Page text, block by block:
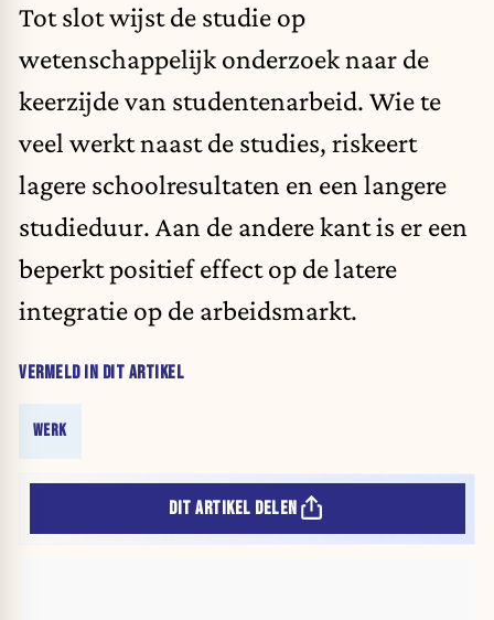
Tot slot wijst de studie op
wetenschappelijk onderzoek naar de
keerzijde van studentenarbeid. Wie te
veel werkt naast de studies, riskeert
lagere schoolresultaten en een langere
studieduur. Aan de andere kant is er een
beperkt positief effect op de latere
integratie op de arbeidsmarkt.
VERMELD IN DIT ARTIKEL
WERK
DIT ARTIKEL DELEN